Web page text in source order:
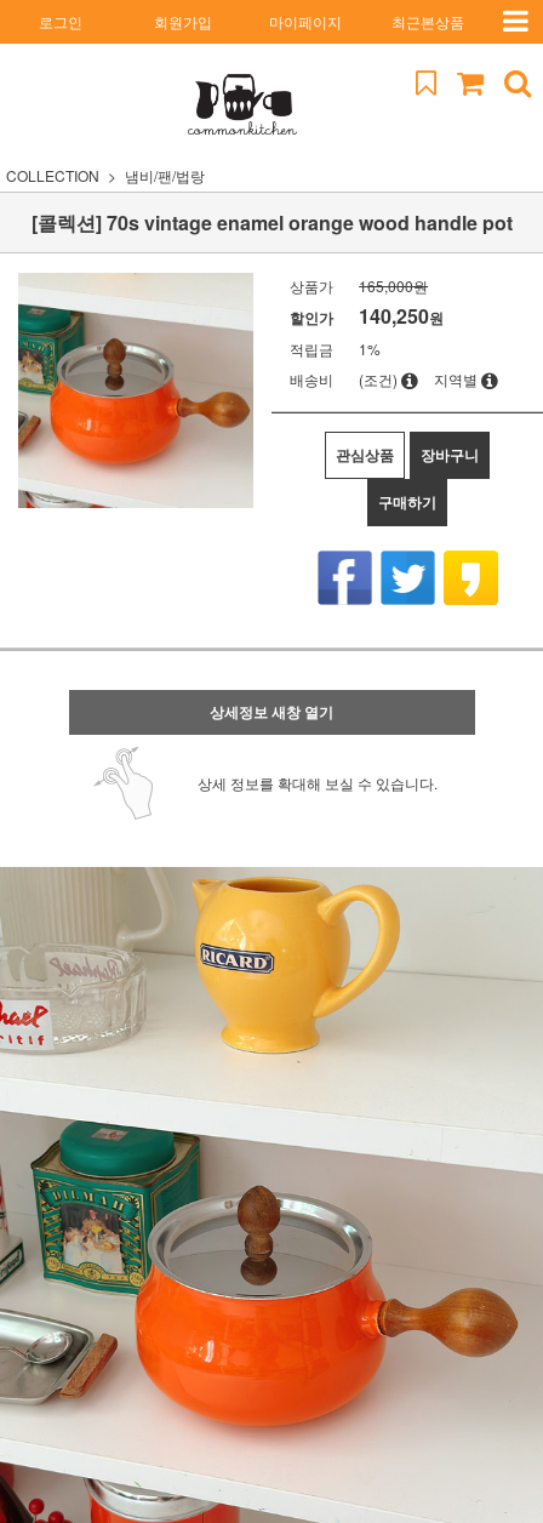
로그인 회원가입 마이페이지 최근본상품
COLLECTION 냄비/팬/법랑
[콜렉션] 70s vintage enamel orange wood handle pot
상품가 165,000원
할인가 140,250원
적립금
1%
배송비
(조건) 지역별
관심상품 장바구니
구매하기
상세정보 새창 열기
상세 정보를 확대해 보실 수 있습니다.